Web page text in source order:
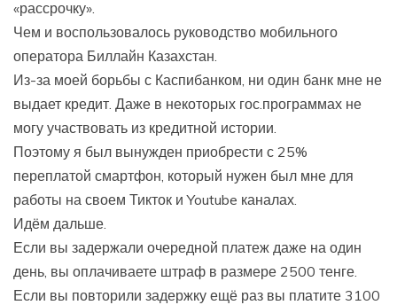
«рассрочку».
Чем и воспользовалось руководство мобильного
оператора Биллайн Казахстан.
Из-за моей борьбы с Каспибанком, ни один банк мне не
выдает кредит. Даже в некоторых гос.программах не
могу участвовать из кредитной истории.
Поэтому я был вынужден приобрести с 25%
переплатой смартфон, который нужен был мне для
работы на своем Тикток и Youtube каналах.
Идём дальше.
Если вы задержали очередной платеж даже на один
день, вы оплачиваете штраф в размере 2500 тенге.
Если вы повторили задержку ещё раз вы платите 3100